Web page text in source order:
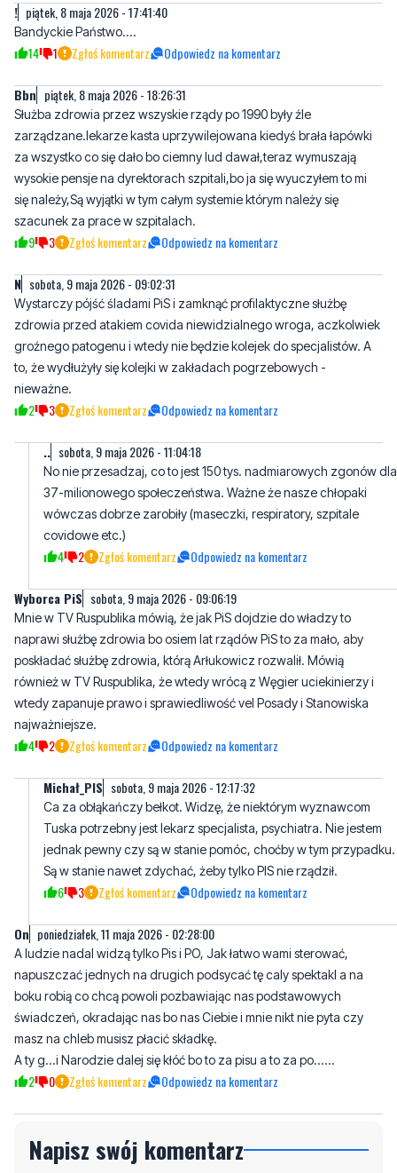
Bbn piątek, 8 maja 2026 - 18:26:31
Służba zdrowia przez wszyskie rządy po 1990 były źle
za wszystko co się dało bo ciemny lud dawał,teraz wymuszają
wysokie pensje na dyrektorach szpitali,bo ja się wyuczyłem to mi
się należy,Są wyjątki w tym całym systemie którym należy się
szacunek za prace w szpitalach.
9 3 Zgłoś komentarz Odpowiedz na komentarz
N sobota, 9 maja 2026 - 09:02:31
Wystarczy pójść śladami PiS i zamknąć profilaktyczne służbę
groźnego patogenu i wtedy nie będzie kolejek do specjalistów. A
to, że wydłużyły się kolejki w zakładach pogrzebowych -
nieważne.
2 3 Zgłoś komentarz Odpowiedz na komentarz
.. sobota, 9 maja 2026 - 11:04:18
No nie przesadzaj, co to jest 150 tys. nadmiarowych zgonów dla
wówczas dobrze zarobiły (maseczki, respiratory, szpitale
covidowe etc.)
4 2 Zgłoś komentarz Odpowiedz na komentarz
Wyborca PiS sobota, 9 maja 2026 - 09:06:19
Mnie w TV Ruspublika mówią, że jak PiS dojdzie do władzy to
poskładać służbę zdrowia, którą Arłukowicz rozwalił. Mówią
również w TV Ruspublika, że wtedy wrócą z Węgier uciekinierzy i
wtedy zapanuje prawo i sprawiedliwość vel Posady i Stanowiska
najważniejsze.
4 2 Zgłoś komentarz Odpowiedz na komentarz
Michał_PIS
Ca za obłąkańczy bełkot. Widzę, że niektórym wyznawcom
jednak pewny czy są w stanie pomóc, choćby w tym przypadku.
Są w stanie nawet zdychać, żeby tylko PIS nie rządził.
6 3 Zgłoś komentarz Odpowiedz na komentarz
poniedziałek, 11 maja 2026 - 02:28:00
A ludzie nadal widzą tylko Pis i PO, Jak łatwo wami sterować,
boku robią co chcą powoli pozbawiając nas podstawowych
świadczeń, okradając nas bo nas Ciebie i mnie nikt nie pyta czy
masz na chleb musisz płacić składkę.
A ty g...i Narodzie dalej się kłóć bo to za pisu a to za po......
2 0 Zgłoś komentarz Odpowiedz na komentarz
Napisz swój komentarz
komentarze! Jeśli widzisz niestosowny wpis -
kliknij "zgłoś nadużycie".